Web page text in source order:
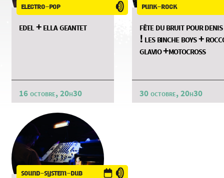
electro-pop
edel + ella geantet
16 octobre, 20h30
punk-rock
fête du bruit pour denis
! les binche boys +
glavio +motocross
30 octobre, 20h30
sound-system-dub